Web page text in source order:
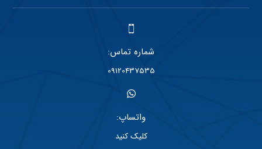
شماره تماس:
09120437535
واتساپ:
کلیک کنید